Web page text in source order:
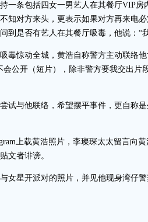
条包括四女一男艺人在其餐厅VIP房
知对方来头，更表示如果对方再来电
到是否有艺人在其餐厅吸毒，他说：“
惊动全城，黄浩自称警方主动联络他
会公开（短片），除非警方要我交出片
与他联络，希望摆平事件，更自称是
上载黄浩照片，李璨琛太太留言向黄
文者诽谤。
星开派对的照片，并见他现身湾仔警